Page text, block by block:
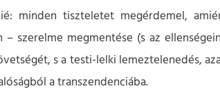
minden tiszteletet megérdemel,
szerelme megmentése (s az
s a testi-lelki lemeztelenedés,
a transzendenciába.